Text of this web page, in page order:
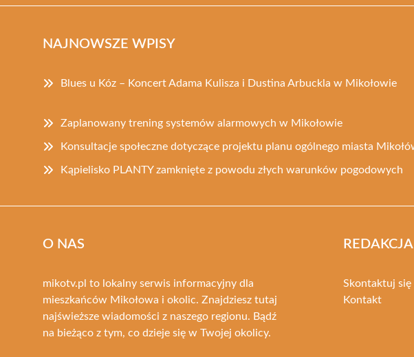
NAJNOWSZE WPISY
Blues u Kóz – Koncert Adama Kulisza i Dustina Arbuckla w Mikołowie
Zaplanowany trening systemów alarmowych w Mikołowie
Konsultacje społeczne dotyczące projektu planu ogólnego miasta
Kąpielisko PLANTY zamknięte z powodu złych warunków pogodowych
O NAS
mikotv.pl to lokalny serwis informacyjny dla
mieszkańców Mikołowa i okolic. Znajdziesz tutaj
najświeższe wiadomości z naszego regionu. Bądź
na bieżąco z tym, co dzieje się w Twojej okolicy.
REDAKCJA
Skontaktuj się
Kontakt